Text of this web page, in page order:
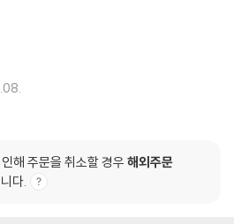
해 주문을 취소할 경우 해외주문
다.